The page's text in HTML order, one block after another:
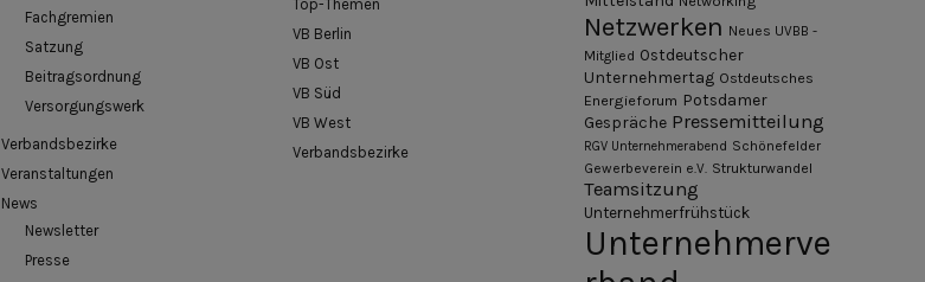
Fachgremien
Satzung
Beitragsordnung
Versorgungswerk
Verbandsbezirke
Veranstaltungen
News
Newsletter
Presse
Top-Themen
VB Berlin
VB Ost
VB Süd
VB West
Verbandsbezirke
Netzwerken Neues UVBB -
Mitglied Ostdeutscher
Unternehmertag Ostdeutsches
Energieforum Potsdamer
Gespräche Pressemitteilung
RGV Unternehmerabend Schönefelder
Gewerbeverein e.V. Strukturwandel
Teamsitzung
Unternehmerfrühstück
Unternehmerve